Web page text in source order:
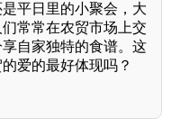
平日里的小聚会，大
常常在农贸市场上交
自家独特的食谱。这
爱的最好体现吗？